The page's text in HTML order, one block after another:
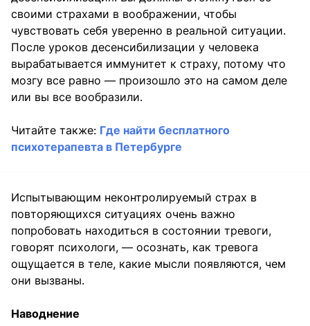
своими страхами в воображении, чтобы
чувствовать себя уверенно в реальной ситуации.
После уроков десенсибилизации у человека
вырабатывается иммунитет к страху, потому что
мозгу все равно — произошло это на самом деле
или вы все вообразили.
Читайте также: Где найти бесплатного
психотерапевта в Петербурге
Испытывающим неконтролируемый страх в
повторяющихся ситуациях очень важно
попробовать находиться в состоянии тревоги,
говорят психологи, — осознать, как тревога
ощущается в теле, какие мысли появляются, чем
они вызваны.
Наводнение